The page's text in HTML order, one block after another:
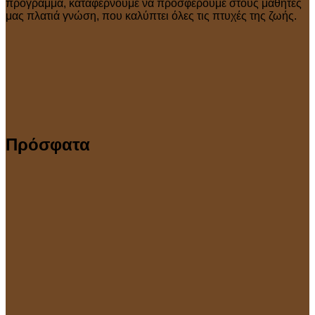
πρόγραμμα, καταφέρνουμε να προσφέρουμε στους μαθητές
μας πλατιά γνώση, που καλύπτει όλες τις πτυχές της ζωής.
Πρόσφατα